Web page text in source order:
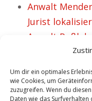
Um dir ein optimales
wie Cookies, um
zuzugreifen. Wenn du
Daten wie das
Anwalt
Jurist
Anwalt
Anwalt
Anwalt
geeigneten